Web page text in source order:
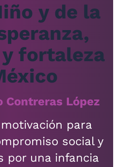
y de la
fortaleza
Contreras López
para
social y
por una infancia